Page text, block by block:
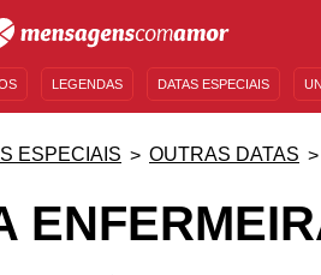
LEGENDAS DATAS ESPECIAIS
ESPECIAIS OUTRAS DATAS